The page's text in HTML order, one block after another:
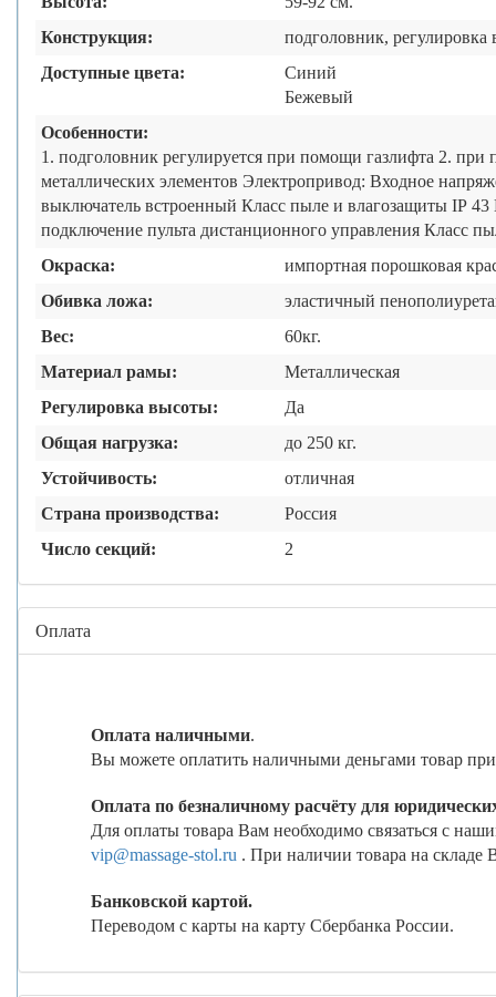
Конструкция:
подголовник, регулировка
Доступные цвета:
Синий
Бежевый
Особенности:
1. подголовник регулируется при помощи газлифта 2. при
металлических элементов Электропривод: Входное напряжение 24В Максимальное выталкивающее усилие 6000Н Концевой
выключатель встроенный Класс пыле и влагозащиты IP 43 Класс электрозащиты 2 Блок
подключение пульта дистанционного управления Класс
Окраска:
импортная порошковая
Обивка ложа:
эластичный
Вес:
60кг.
Материал рамы:
Металлическая
Регулировка высоты:
Да
Общая нагрузка:
до 250 кг.
Устойчивость:
отличная
Страна производства:
Россия
Число секций:
2
Оплата
Оплата наличными.
Вы можете оплатить наличными деньгами товар
Оплата по безналичному расчёту для
Для оплаты товара Вам необходимо связаться с
vip@massage-stol.ru . При наличии товара на складе
Банковской картой.
Переводом с карты на карту Сбербанка России.